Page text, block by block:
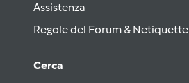
Assistenza
Regole del Forum & Netiquette
Cerca